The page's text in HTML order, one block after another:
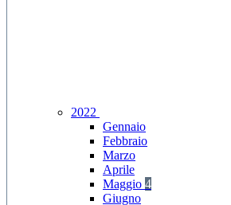
2022
Gennaio
Febbraio
Marzo
Aprile
Maggio 4
Giugno